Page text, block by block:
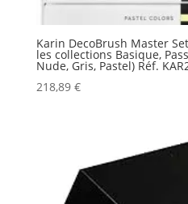
Karin DecoBrush Master
les collections Basique,
Nude, Gris, Pastel) Réf.
218,89 €